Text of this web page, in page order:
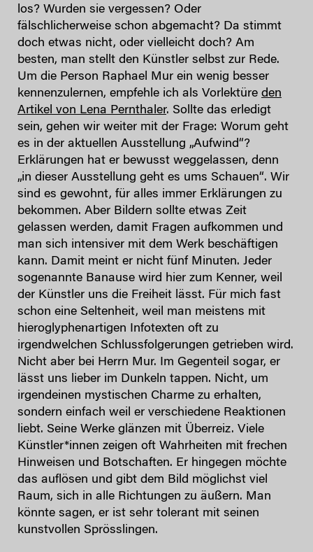
los? Wurden sie vergessen? Oder
fälschlicherweise schon abgemacht? Da stimmt
doch etwas nicht, oder vielleicht doch? Am
besten, man stellt den Künstler selbst zur Rede.
Um die Person Raphael Mur ein wenig besser
kennenzulernen, empfehle ich als Vorlektüre den
Artikel von Lena Pernthaler. Sollte das erledigt
sein, gehen wir weiter mit der Frage: Worum geht
es in der aktuellen Ausstellung „Aufwind“?
Erklärungen hat er bewusst weggelassen, denn
„in dieser Ausstellung geht es ums Schauen“. Wir
sind es gewohnt, für alles immer Erklärungen zu
bekommen. Aber Bildern sollte etwas Zeit
gelassen werden, damit Fragen aufkommen und
man sich intensiver mit dem Werk beschäftigen
kann. Damit meint er nicht fünf Minuten. Jeder
sogenannte Banause wird hier zum Kenner, weil
der Künstler uns die Freiheit lässt. Für mich fast
schon eine Seltenheit, weil man meistens mit
hieroglyphenartigen Infotexten oft zu
irgendwelchen Schlussfolgerungen getrieben wird.
Nicht aber bei Herrn Mur. Im Gegenteil sogar, er
lässt uns lieber im Dunkeln tappen. Nicht, um
irgendeinen mystischen Charme zu erhalten,
sondern einfach weil er verschiedene Reaktionen
liebt. Seine Werke glänzen mit Überreiz. Viele
Künstler*innen zeigen oft Wahrheiten mit frechen
Hinweisen und Botschaften. Er hingegen möchte
das auflösen und gibt dem Bild möglichst viel
Raum, sich in alle Richtungen zu äußern. Man
könnte sagen, er ist sehr tolerant mit seinen
kunstvollen Sprösslingen.